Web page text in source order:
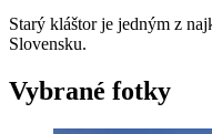
Starý kláštor je jedným z
Slovensku.
Vybrané fotky